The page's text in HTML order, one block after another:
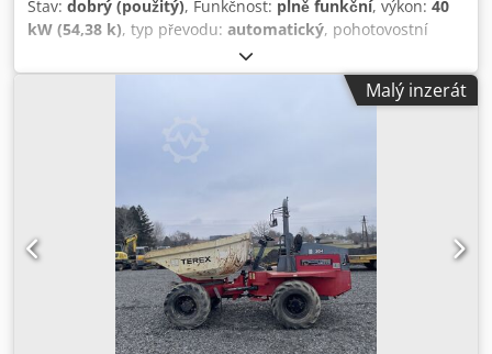
Stav: dobrý (použitý), Funkčnost: plně funkční, výkon: 40
kW (54,38 k), typ převodu: automatický, pohotovostní
, stav pneumatik:
hodiny:2 900 h, Vybavení:pohon všech kol, Thwaites
Dumper 3,5 Dcodpfx Aisydux Ujfok Rok výroby 2012 Cca
2900 motohodin Dobré pneumatiky Silniční registrace
Rakousko Otáčivá korba Stroje pravidelně servisován! Velmi
Malý inzerát